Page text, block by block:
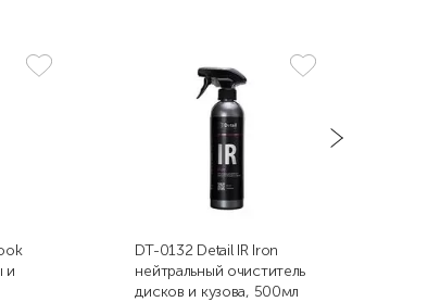
и
DT-0132 Detail IR Iron
нейтральный очиститель
дисков и кузова, 500мл